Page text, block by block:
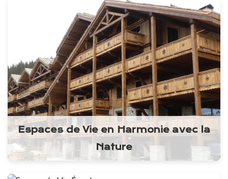
Espaces de Vie en Harmonie avec la
Nature